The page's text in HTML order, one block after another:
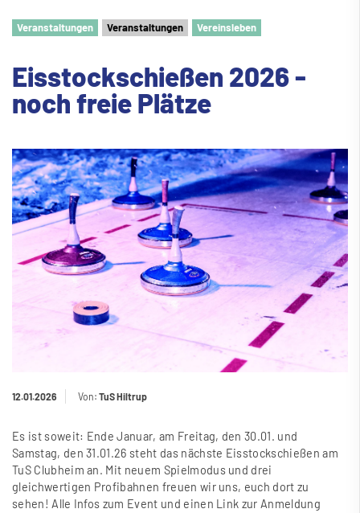
Veranstaltungen Veranstaltungen Vereinsleben
Eisstockschießen 2026 -
noch freie Plätze
12.01.2026 Von: TuS Hiltrup
Es ist soweit: Ende Januar, am Freitag, den 30.01. und
Samstag, den 31.01.26 steht das nächste Eisstockschießen am
TuS Clubheim an. Mit neuem Spielmodus und drei
gleichwertigen Profibahnen freuen wir uns, euch dort zu
sehen! Alle Infos zum Event und einen Link zur Anmeldung